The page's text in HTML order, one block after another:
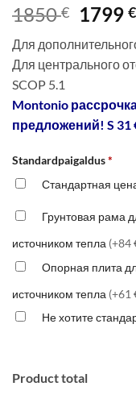
1850€
1850
1799€
Для
Для центрального
SCOP 5.1
Montonio
предложений! S 31
Standardpaigaldus*
Стандартная
Грунтовая рама
источником тепла (+84
Опорная плита
источником тепла (+61
Не хотите
Product total